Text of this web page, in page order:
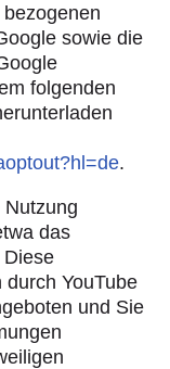
sowie die
folgenden
.
Nutzung
das
Diese
YouTube
und Sie